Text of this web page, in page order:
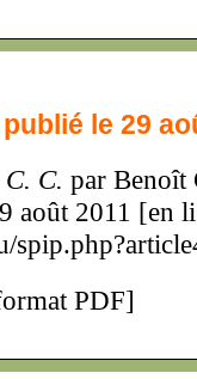
le 29
C. C. par Benoît
août 2011 [en
PDF]